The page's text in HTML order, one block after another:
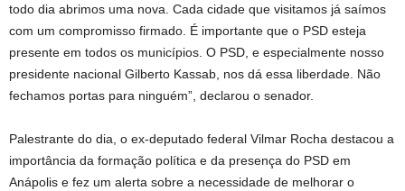
todo dia abrimos uma nova. Cada cidade que visitamos já saímos
com um compromisso firmado. É importante que o PSD esteja
presente em todos os municípios. O PSD, e especialmente nosso
presidente nacional Gilberto Kassab, nos dá essa liberdade. Não
fechamos portas para ninguém”, declarou o senador.
Palestrante do dia, o ex-deputado federal Vilmar Rocha destacou a
importância da formação política e da presença do PSD em
Anápolis e fez um alerta sobre a necessidade de melhorar o